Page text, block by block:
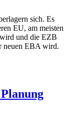
sich. Es
EU, am meisten
und die EZB
neuen EBA wird.